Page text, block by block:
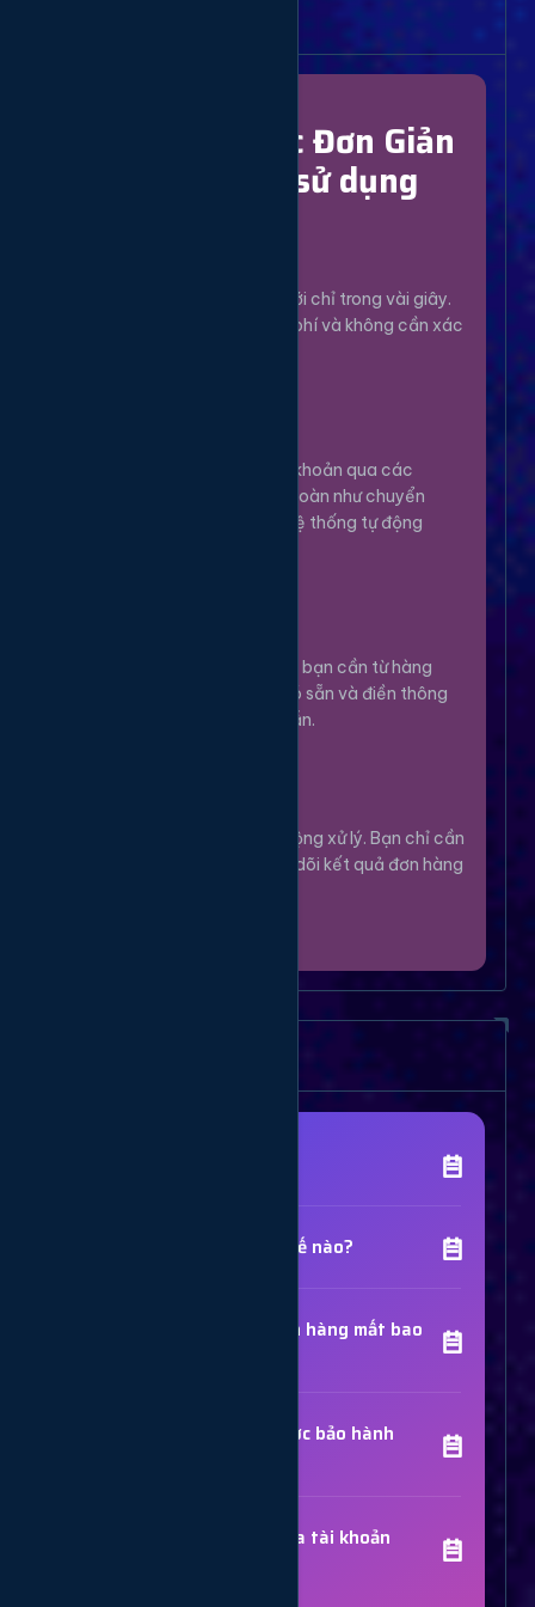
Chỉ Với 4 Bước Đơn Giản
để bắt đầu sử dụng
Tạo tài khoản mới chỉ trong vài giây.
Hoàn toàn miễn phí và không cần xác
Nạp tiền vào tài khoản qua các
phương thức an toàn như chuyển
khoản, Momo... Hệ thống tự động
Lựa chọn dịch vụ bạn cần từ hàng
ngàn tùy chọn có sẵn và điền thông
tin theo hướng dẫn.
Hệ thống sẽ tự động xử lý. Bạn chỉ cần
thư giãn và theo dõi kết quả đơn hàng
Chất lượng dịch vụ như thế nào?
Thời gian hoàn thành đơn hàng mất bao
Các dịch vụ đã mua có được bảo hành
Sử dụng dịch vụ có bị khóa tài khoản